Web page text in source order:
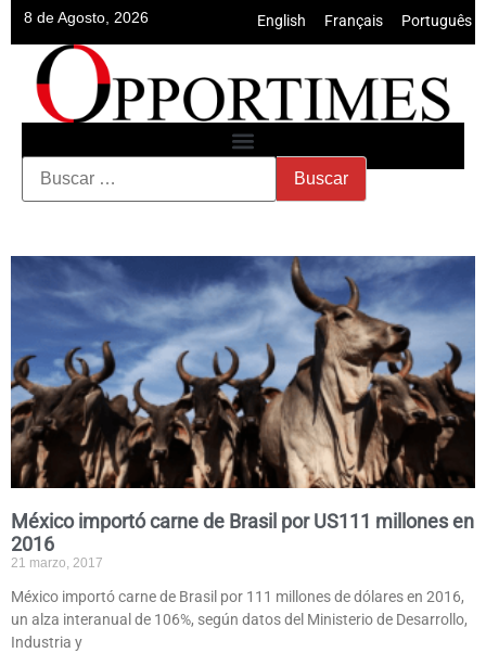
8 de Agosto, 2026 English Français Português
México importó carne de Brasil por US111 millones en
2016
21 marzo, 2017
México importó carne de Brasil por 111 millones de dólares en 2016,
un alza interanual de 106%, según datos del Ministerio de Desarrollo,
Industria y